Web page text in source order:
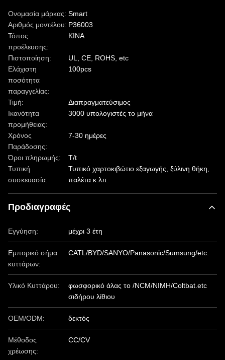
Ονομασία μάρκας: Smart
Αριθμός μοντέλου: P36003
Τόπος
προέλευσης:
ΚΙΝΑ
Πιστοποίηση:
UL, CE, ROHS, etc
Ελάχιστη
ποσότητα
παραγγελίας:
100pcs
Τιμή:
Διαπραγματεύσιμος
Ικανότητα
προμήθειας:
3000 υπολογιστές το μήνα
Χρόνος
Παράδοσης:
7-30 ημέρες
Όροι πληρωμής:
T/t
Τυπική
συσκευασία:
Τυπικό χαρτοκιβώτιο εξαγωγής, ξύλινη θήκη,
παλέτα κ.λπ.
Προδιαγραφές
Εγγύηση: μέχρι 3 έτη
Εμπορικό σήμα
κυττάρων:
CATL/BYD/SANYO/Panasonic/Sumsung/etc.
Υλικό Κυττάρου:
φωσφορικό άλας το /NCM/NIMH/Coltbat.etc
σιδήρου λίθιου
OEM/ODM: δεκτός
Μέθοδος
χρέωσης:
CC/CV